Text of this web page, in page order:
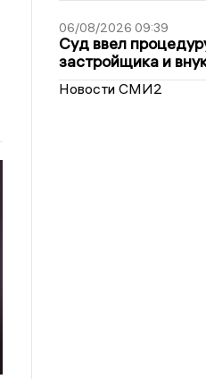
06/08/2026 09:39
Суд ввел
застройщика и
Новости СМИ2